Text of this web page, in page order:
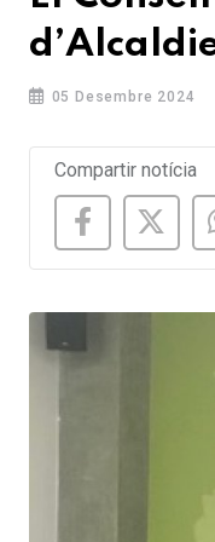
05 Desembre 2024
Compartir notícia